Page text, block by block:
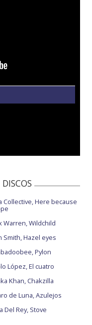
Collective, Here because
Warren, Wildchild
Smith, Hazel eyes
Pylon
López, El cuatro
Khan, Chakzilla
de Luna, Azulejos
Del Rey, Stove